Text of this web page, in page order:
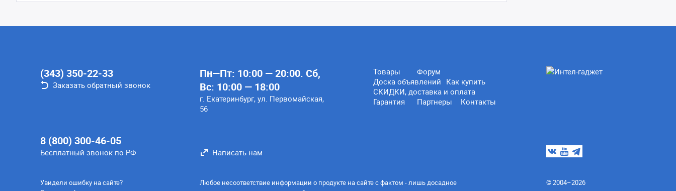
(343) 350-22-33
Заказать обратный звонок
8 (800) 300-46-05
Бесплатный звонок по РФ
Пн—Пт: 10:00 — 20:00. Сб,
Вс: 10:00 — 18:00
г. Екатеринбург, ул. Первомайская,
56
Товары
Форум
Доска объявлений Как купить
СКИДКИ, доставка и оплата
Гарантия
Партнеры Контакты
Написать нам
Увидели ошибку на сайте?
Любое несоответствие информации о продукте на сайте с фактом - лишь досадное
© 2004–2026